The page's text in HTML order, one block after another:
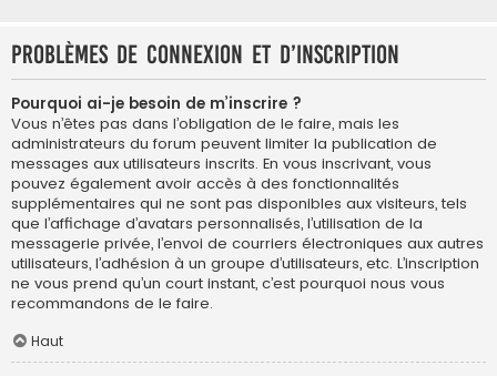
Problèmes de connexion et d’inscription
Pourquoi ai-je besoin de m’inscrire ?
Vous n’êtes pas dans l’obligation de le faire, mais les
administrateurs du forum peuvent limiter la publication de
messages aux utilisateurs inscrits. En vous inscrivant, vous
pouvez également avoir accès à des fonctionnalités
supplémentaires qui ne sont pas disponibles aux visiteurs, tels
que l’affichage d’avatars personnalisés, l’utilisation de la
messagerie privée, l’envoi de courriers électroniques aux autres
utilisateurs, l’adhésion à un groupe d’utilisateurs, etc. L’inscription
ne vous prend qu’un court instant, c’est pourquoi nous vous
recommandons de le faire.
Haut